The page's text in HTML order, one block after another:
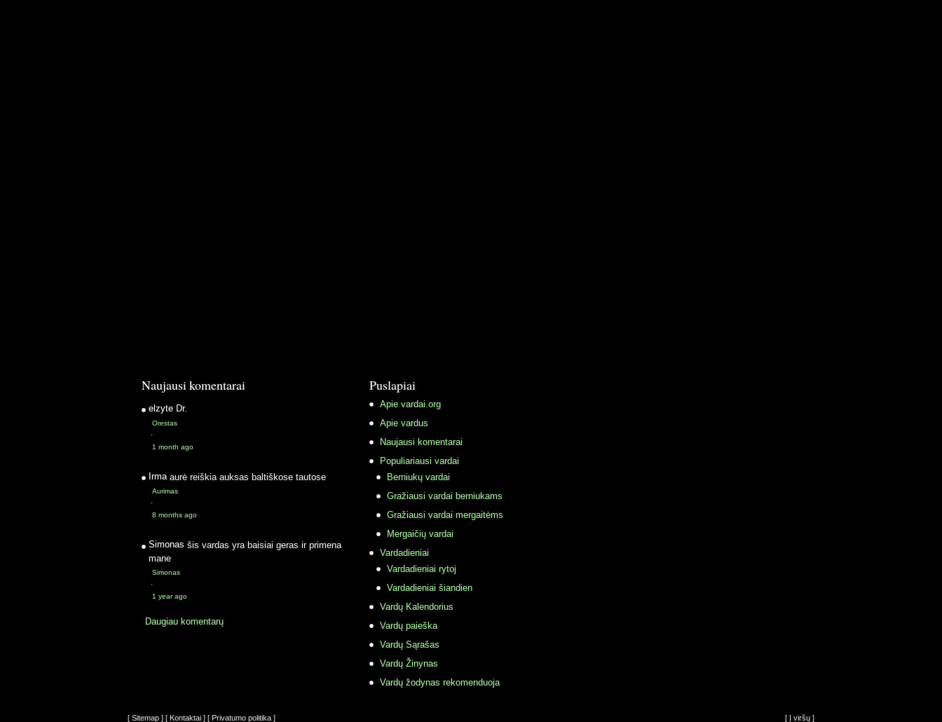
Naujausi komentarai
elzyte Dr.
Orestas
·
1 month ago
Irma aurė reiškia auksas baltiškose tautose
Aurimas
·
8 months ago
Simonas šis vardas yra baisiai geras ir primena
mane
Simonas
·
1 year ago
Daugiau komentarų
Puslapiai
Apie vardai.org
Apie vardus
Naujausi komentarai
Populiariausi vardai
Berniukų vardai
Gražiausi vardai berniukams
Gražiausi vardai mergaitėms
Mergaičių vardai
Vardadieniai
Vardadieniai rytoj
Vardadieniai šiandien
Vardų Kalendorius
Vardų paieška
Vardų Sąrašas
Vardų Žinynas
Vardų žodynas rekomenduoja
[ Sitemap ] [ Kontaktai ] [ Privatumo politika ] [ Į viršų ]